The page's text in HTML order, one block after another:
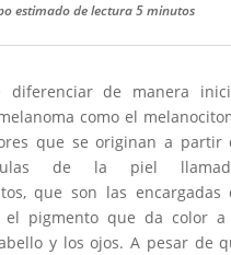
estimado de lectura 5 minutos
diferenciar de manera
como el
que se originan a partir
de la piel
que son las encargadas
el pigmento que da color a
y los ojos. A pesar de